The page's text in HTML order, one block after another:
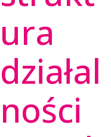
o
p
o
ura
działal
ności